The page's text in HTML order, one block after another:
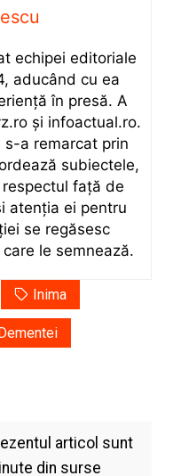
echipei editoriale
aducând cu ea
în presă. A
și infoactual.ro.
s-a remarcat prin
subiectele,
față de
atenția ei pentru
se regăsesc
le semnează.
Inima
articol sunt
din surse